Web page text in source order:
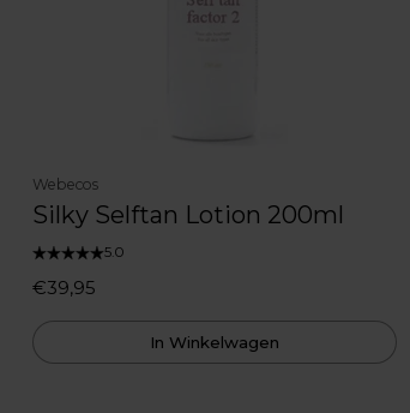
Webecos
Silky Selftan Lotion 200ml
5.0
€39,95
In Winkelwagen